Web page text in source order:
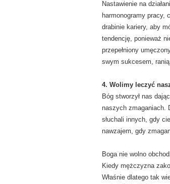
Nastawienie na
harmonogramy pracy,
drabinie kariery, aby
tendencję, ponieważ
przepełniony
swym sukcesem,
4. Wolimy leczyć
Bóg stworzył nas
naszych zmaganiach.
słuchali innych, gdy
nawzajem, gdy
Boga nie wolno
Kiedy mężczyzna
Właśnie dlatego tak